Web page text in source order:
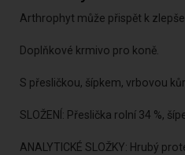
Arthrophyt může přispět k
Doplňkové krmivo pro koně.
S přesličkou, šípkem, vrbovou
SLOŽENÍ: Přeslička rolní 34 %,
ANALYTICKÉ SLOŽKY: Hrubý